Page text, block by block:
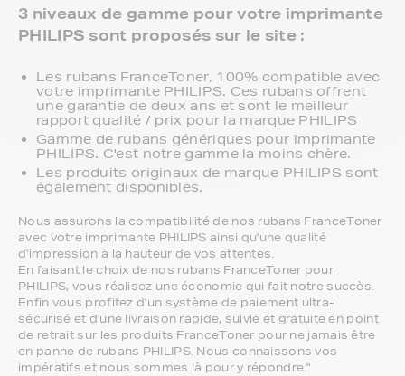
3 niveaux de gamme pour votre imprimante
PHILIPS sont proposés sur le site :
Les rubans FranceToner, 100% compatible avec
votre imprimante PHILIPS. Ces rubans offrent
une garantie de deux ans et sont le meilleur
rapport qualité / prix pour la marque PHILIPS
Gamme de rubans génériques pour imprimante
PHILIPS. C'est notre gamme la moins chère.
Les produits originaux de marque PHILIPS sont
également disponibles.
Nous assurons la compatibilité de nos rubans FranceToner
avec votre imprimante PHILIPS ainsi qu'une qualité
d'impression à la hauteur de vos attentes.
En faisant le choix de nos rubans FranceToner pour
PHILIPS, vous réalisez une économie qui fait notre succès.
Enfin vous profitez d'un système de paiement ultra-
sécurisé et d'une livraison rapide, suivie et gratuite en point
de retrait sur les produits FranceToner pour ne jamais être
en panne de rubans PHILIPS. Nous connaissons vos
impératifs et nous sommes là pour y répondre."